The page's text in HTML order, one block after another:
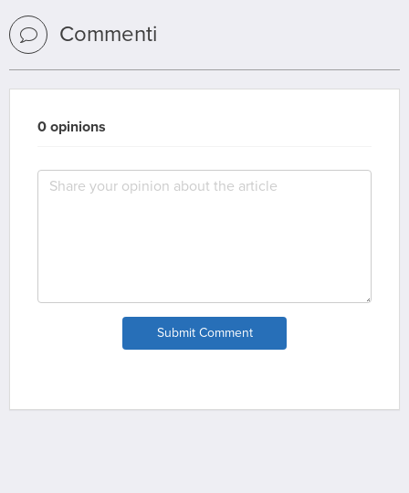
Commenti
0 opinions
Submit Comment